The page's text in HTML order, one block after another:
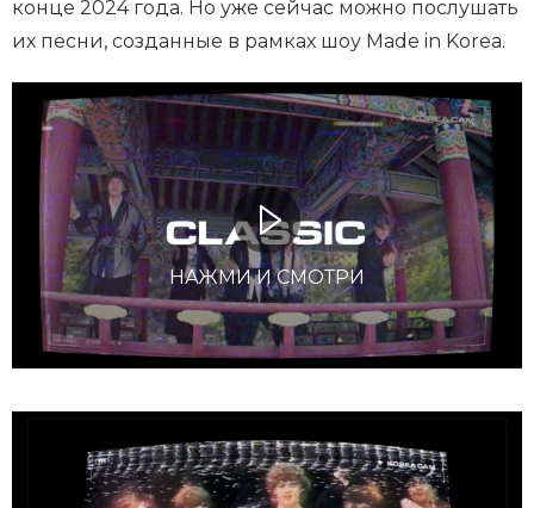
конце 2024 года. Но уже сейчас можно послушать
их песни, созданные в рамках шоу Made in Korea.
НАЖМИ И СМОТРИ